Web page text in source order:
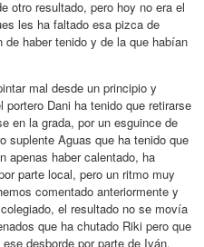
otro resultado, pero hoy no era el
les ha faltado esa pizca de
haber tenido y de la que habían
mal desde un principio y
Dani ha tenido que retirarse
en la grada, por un esguince de
suplente Aguas que ha tenido que
apenas haber calentado, ha
parte local, pero un ritmo muy
comentado anteriormente y
el resultado no se movía
que ha chutado Riki pero que
desborde por parte de Iván,